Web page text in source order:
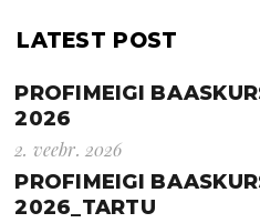
LATEST POST
PROFIMEIGI
2026
2. veebr. 2026
PROFIMEIGI
2026_TARTU